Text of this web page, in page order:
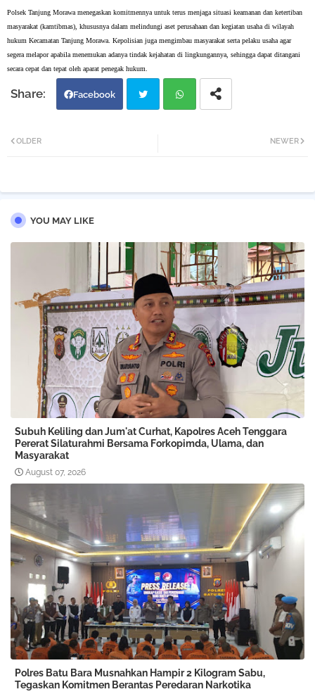
Polsek Tanjung Morawa menegaskan komitmennya untuk terus menjaga situasi keamanan dan ketertiban
masyarakat (kamtibmas), khususnya dalam melindungi aset perusahaan dan kegiatan usaha di wilayah
hukum Kecamatan Tanjung Morawa. Kepolisian juga mengimbau masyarakat serta pelaku usaha agar
segera melapor apabila menemukan adanya tindak kejahatan di lingkungannya, sehingga dapat ditangani
secara cepat dan tepat oleh aparat penegak hukum.
Facebook
pp
NEWER
OLDER
YOU MAY LIKE
Subuh Keliling dan Jum'at Curhat, Kapolres Aceh Tenggara
Pererat Silaturahmi Bersama Forkopimda, Ulama, dan
Masyarakat
August 07, 2026
Polres Batu Bara Musnahkan Hampir 2 Kilogram Sabu,
Tegaskan Komitmen Berantas Peredaran Narkotika